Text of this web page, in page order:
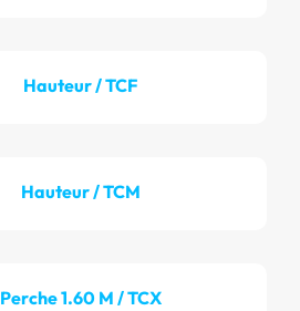
Hauteur / TCF
Hauteur / TCM
Perche 1.60 M / TCX